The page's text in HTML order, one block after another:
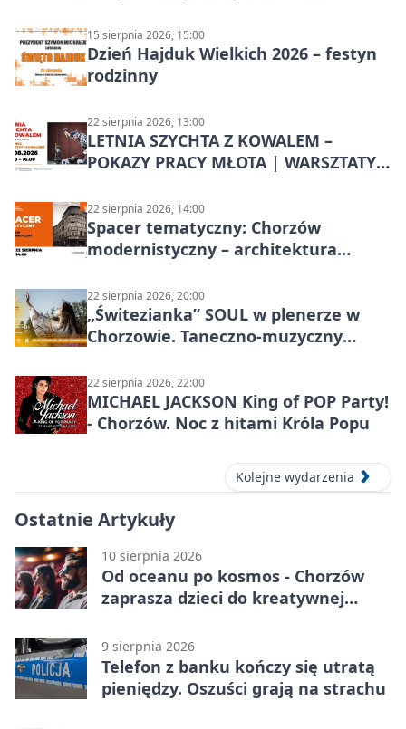
15 sierpnia 2026, 15:00
Dzień Hajduk Wielkich 2026 – festyn
rodzinny
22 sierpnia 2026, 13:00
LETNIA SZYCHTA Z KOWALEM –
POKAZY PRACY MŁOTA | WARSZTATY
22 sierpnia 2026, 14:00
Spacer tematyczny: Chorzów
modernistyczny – architektura
22 sierpnia 2026, 20:00
„Świtezianka” SOUL w plenerze w
Chorzowie. Taneczno-muzyczny
22 sierpnia 2026, 22:00
MICHAEL JACKSON King of POP Party!
- Chorzów. Noc z hitami Króla Popu
Kolejne wydarzenia
Ostatnie Artykuły
10 sierpnia 2026
Od oceanu po kosmos - Chorzów
zaprasza dzieci do kreatywnej
9 sierpnia 2026
Telefon z banku kończy się utratą
pieniędzy. Oszuści grają na strachu